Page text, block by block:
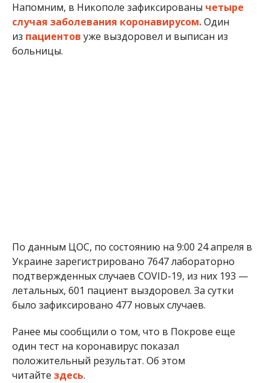
Напомним, в Никополе зафиксированы четыре
случая заболевания коронавирусом.Один
из пациентов уже выздоровел и выписан из
больницы.
По данным ЦОС, по состоянию на 9:00 24 апреля в
Украине зарегистрировано 7647 лабораторно
подтвержденных случаев COVID-19, из них 193 —
летальных, 601 пациент выздоровел. За сутки
было зафиксировано 477 новых случаев.
Ранее мы сообщили о том, что в Покрове еще
один тест на коронавирус показал
положительный результат. Об этом
читайте здесь.